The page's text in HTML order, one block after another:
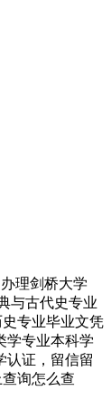
办理剑桥大学
与古代史专业
专业毕业文凭
学专业本科学
认证，留信留
询怎么查